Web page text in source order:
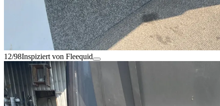
12/98Inspiziert von Fleequid